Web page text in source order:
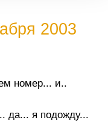
2003
номер... и..
да... я подожду...